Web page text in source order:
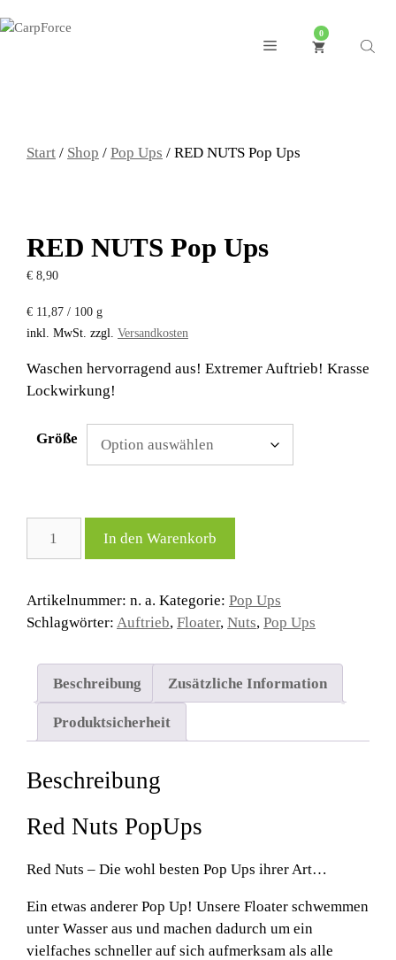
Inhalt
Menu
0
Start / Shop / Pop Ups / RED NUTS Pop Ups
RED NUTS Pop Ups
€ 8,90
€ 11,87 / 100 g
inkl. MwSt. zzgl. Versandkosten
Waschen hervorragend aus! Extremer Auftrieb! Krasse
Lockwirkung!
Größe
Ups
Menge
In den Warenkorb
Artikelnummer: n. a. Kategorie: Pop Ups
Schlagwörter: Auftrieb, Floater, Nuts, Pop Ups
Beschreibung Zusätzliche Information
Produktsicherheit
Beschreibung
Red Nuts PopUps
Red Nuts – Die wohl besten Pop Ups ihrer Art…
Ein etwas anderer Pop Up! Unsere Floater schwemmen
unter Wasser aus und machen dadurch um ein
vielfaches schneller auf sich aufmerksam als alle